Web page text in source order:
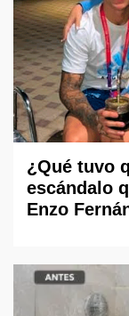
¿Qué tuvo
escándalo
Enzo